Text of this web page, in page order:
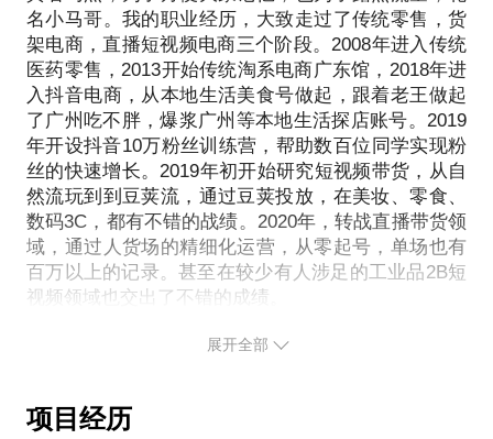
1.确认服务后，小马哥给学员发送问题调研表；
2.学员填写完成相关表格后，与小马哥确定电话沟通
时间，如果无法解答您的问题，将会退款致歉；
3.约定时间，当面沟通或电话解答；
4.电话解答一般为30分钟，希望您在问题调研表中将
问题描述清楚，以利于高效解决问题。
2.达人上播工作跟进表格
相关文档需要您有飞书工具，以方便发送。
五、对接的资源
1.你有优质供应链，我有纯拥达人资源，
2.你有优质达人资源，我们交换，大家的达人资源就
翻倍了；
六、精彩剧透
# 战略，达人直播成本高不确定性达，找达人直播，
前置费用不少，效果也不知道怎样，两种打法有什么
不同？如何选择？玩玩付费流量啦。
# 战术，达人建联，什么最重要，握手品最重要，你
品，成为你们合作的抓手。
的行业与类目，最少几十万的达人可以匹配，如何打
下达人市场如何淘金？
适合自己的才是好方法！
三、分享的内容
该板块涉及的内容较多，将会根据你的提问定制化分
享。
四、附送的文档
1.抖音账号定位的思维画布。
2.小马哥与三节课平台合作的短视频课程及短视频种
草心法；
3.服装行业的直播脚本及团队分工表
五、对接的资源
带货主播与供应链的双向对接
# 上学的时候，抄作业是非常严重的恶习甚至是罪行
业，这个叫做致敬对吧。
亿，占比4%。同比发达国家的欧美是60%-70%，近
邻日本65%左右，国家经济越发达，预制菜的市场份
额一定是往上走的！
2.老人家逐渐老去，没有精力做菜；中年人尤其是家
庭妇女，越来越多进入职场疲于奔命没时间做菜；年
轻人好吃又懒作，不愿意做菜不会做菜。老板姓日益
增长的美食需求与停滞不前的做饭能力做饭意愿之前
的矛盾如何解决？
3.食品是直播间最适合的品类，只要产品好就有达人
愿意带，如何通过头部主播+中腰部主播结合，实现
预制菜的渠道创新？
二酸菜老坛酸菜鱼，实现了从零到12万盒的快速增
三、分享内容
名小马哥。我的职业经历，大致走过了传统零售，货
架电商，直播短视频电商三个阶段。2008年进入传统
医药零售，2013开始传统淘系电商广东馆，2018年进
入抖音电商，从本地生活美食号做起，跟着老王做起
了广州吃不胖，爆浆广州等本地生活探店账号。2019
年开设抖音10万粉丝训练营，帮助数百位同学实现粉
丝的快速增长。2019年初开始研究短视频带货，从自
然流玩到到豆荚流，通过豆荚投放，在美妆、零食、
数码3C，都有不错的战绩。2020年，转战直播带货领
域，通过人货场的精细化运营，从零起号，单场也有
百万以上的记录。甚至在较少有人涉足的工业品2B短
视频领域也交出了不错的成绩。
助深圳分部当年医保销售获得了近30%的增长，在总
展开全部
项目经历